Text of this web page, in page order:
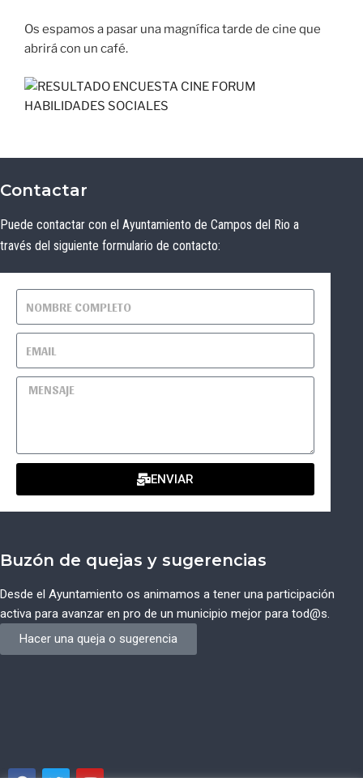
Os espamos a pasar una magnífica tarde de cine que
abrirá con un café.
Contactar
Puede contactar con el Ayuntamiento de Campos del Rio a
través del siguiente formulario de contacto:
ENVIAR
Buzón de quejas y sugerencias
Desde el Ayuntamiento os animamos a tener una participación
activa para avanzar en pro de un municipio mejor para tod@s.
Hacer una queja o sugerencia